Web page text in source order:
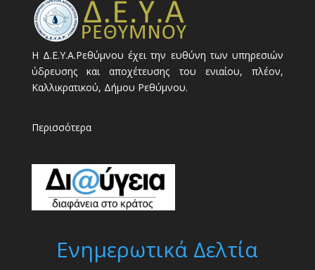
Η Δ.Ε.Υ.Α.Ρεθύμνου έχει την ευθύνη των υπηρεσιών
ύδρευσης και αποχέτευσης του ενιαίου, πλέον,
Καλλικρατικού, Δήμου Ρεθύμνου.
Περισσότερα
Ενημερωτικά Δελτία